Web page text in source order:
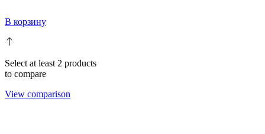
В корзину
Select at least 2 products
to compare
View comparison